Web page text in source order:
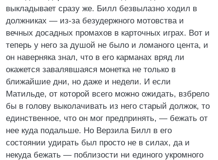
выкладывает сразу же. Билл безвылазно ходил в
должниках — из-за безудержного мотовства и
вечных досадных промахов в карточных играх. Вот и
теперь у него за душой не было и ломаного цента, и
он наверняка знал, что в его карманах вряд ли
окажется завалявшаяся монетка не только в
ближайшие дни, но даже и недели. И если
Матильде, от которой всего можно ожидать, взбрело
бы в голову выколачивать из него старый должок, то
единственное, что он мог предпринять, — бежать от
нее куда подальше. Но Верзила Билл в его
состоянии удирать был просто не в силах, да и
некуда бежать — поблизости ни единого укромного